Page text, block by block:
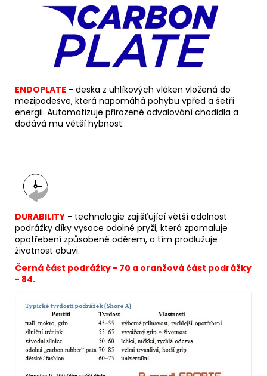
ENDOPLATE - deska z uhlíkových vláken vložená do
mezipodešve, která napomáhá pohybu vpřed a šetří
energii. Automatizuje přirozené odvalování chodidla a
dodává mu větší hybnost.
DURABILITY - technologie zajišťující větší odolnost
podrážky díky vysoce odolné pryži, která zpomaluje
opotřebení způsobené oděrem, a tím prodlužuje
životnost obuvi.
Černá část podrážky - 70 a oranžová část podrážky
- 84.